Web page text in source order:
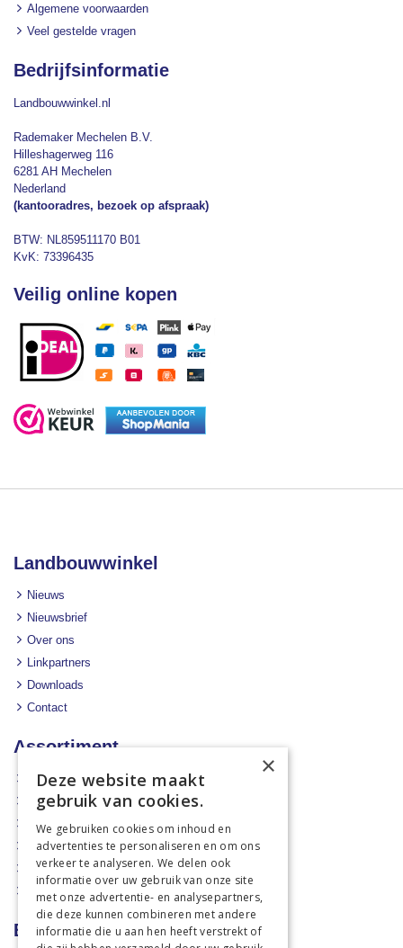
Algemene voorwaarden
Veel gestelde vragen
Bedrijfsinformatie
Landbouwwinkel.nl
Rademaker Mechelen B.V.
Hilleshagerweg 116
6281 AH Mechelen
Nederland
(kantooradres, bezoek op afspraak)
BTW: NL859511170 B01
KvK: 73396435
Veilig online kopen
Landbouwwinkel
Nieuws
Nieuwsbrief
Over ons
Linkpartners
Downloads
Contact
Assortiment
Aanbiedingen
Mechanisatie
Stal & Erf
Weidetechniek
Dierbenodigdheden
Actiefolders
Betalen en verzenden
×
Deze website maakt
gebruik van cookies.
We gebruiken cookies om inhoud en
advertenties te personaliseren en om ons
verkeer te analyseren. We delen ook
informatie over uw gebruik van onze site
met onze advertentie- en analysepartners,
die deze kunnen combineren met andere
informatie die u aan hen heeft verstrekt of